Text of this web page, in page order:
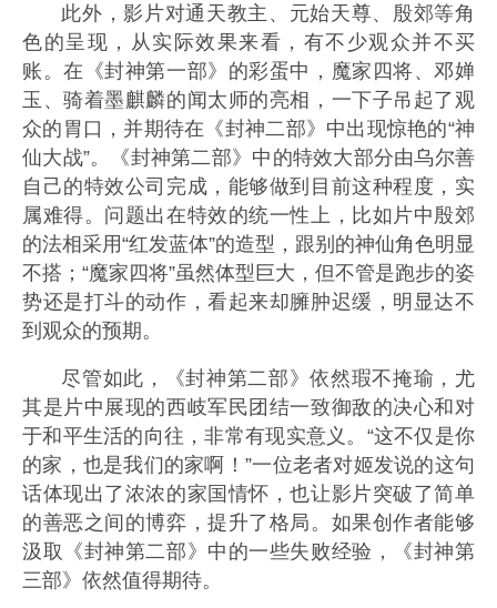
此外，影片对通天教主、元始天尊、殷郊等角
色的呈现，从实际效果来看，有不少观众并不买
账。在《封神第一部》的彩蛋中，魔家四将、邓婵
玉、骑着墨麒麟的闻太师的亮相，一下子吊起了观
众的胃口，并期待在《封神二部》中出现惊艳的“神
仙大战”。《封神第二部》中的特效大部分由乌尔善
自己的特效公司完成，能够做到目前这种程度，实
属难得。问题出在特效的统一性上，比如片中殷郊
的法相采用“红发蓝体”的造型，跟别的神仙角色明显
不搭；“魔家四将”虽然体型巨大，但不管是跑步的姿
势还是打斗的动作，看起来却臃肿迟缓，明显达不
到观众的预期。
尽管如此，《封神第二部》依然瑕不掩瑜，尤
其是片中展现的西岐军民团结一致御敌的决心和对
于和平生活的向往，非常有现实意义。“这不仅是你
的家，也是我们的家啊！”一位老者对姬发说的这句
话体现出了浓浓的家国情怀，也让影片突破了简单
的善恶之间的博弈，提升了格局。如果创作者能够
汲取《封神第二部》中的一些失败经验，《封神第
三部》依然值得期待。